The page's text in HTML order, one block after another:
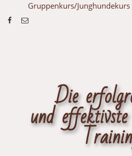
Gruppenkurs/Junghundekurs
Die
und